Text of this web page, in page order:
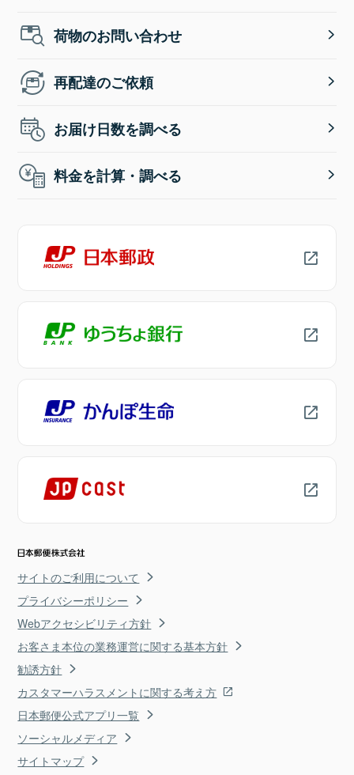
荷物のお問い合わせ
再配達のご依頼
お届け日数を調べる
料金を計算・調べる
サイトのご利用について
プライバシーポリシー
Webアクセシビリティ方針
お客さま本位の業務運営に関する基本方針
勧誘方針
カスタマーハラスメントに関する考え方
日本郵便公式アプリ一覧
ソーシャルメディア
サイトマップ